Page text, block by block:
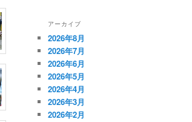
アーカイブ
2026年8月
2026年7月
2026年6月
2026年5月
2026年4月
2026年3月
2026年2月